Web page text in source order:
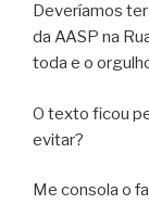
Deveríamos
da AASP na
toda e o
O texto ficou
evitar?
Me consola o